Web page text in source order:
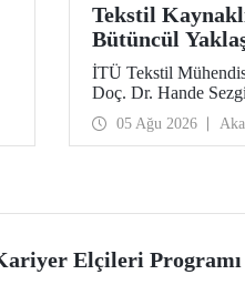
Tekstil
Bütüncül
Analiz ve
Geliştirecek
Desteği
İTÜ Tekstil
Doç. Dr. Hande
üstlendiği
Esaslı Tekstil
Bağlı Mikrolif
proje, TÜBİTAK
desteklenmeye hak
05 Ağu 2026
Elçileri Programı